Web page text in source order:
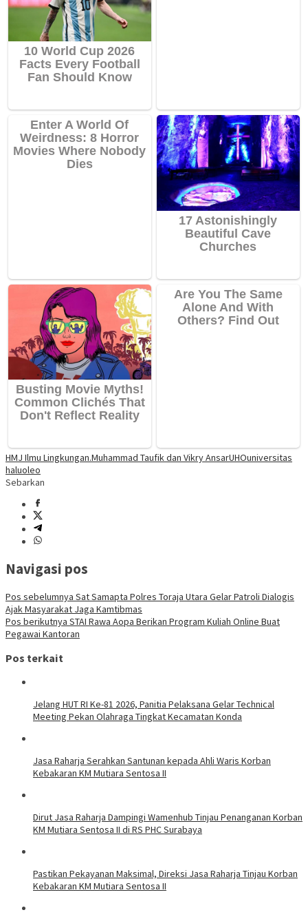
HMJ Ilmu Lingkungan.Muhammad Taufik dan Vikry AnsarUHOuniversitas
haluoleo
Sebarkan
Navigasi pos
Pos sebelumnya Sat Samapta Polres Toraja Utara Gelar Patroli Dialogis
Ajak Masyarakat Jaga Kamtibmas
Pos berikutnya STAI Rawa Aopa Berikan Program Kuliah Online Buat
Pegawai Kantoran
Pos terkait
Jelang HUT RI Ke-81 2026, Panitia Pelaksana Gelar Technical
Meeting Pekan Olahraga Tingkat Kecamatan Konda
Jasa Raharja Serahkan Santunan kepada Ahli Waris Korban
Kebakaran KM Mutiara Sentosa II
Dirut Jasa Raharja Dampingi Wamenhub Tinjau Penanganan Korban
KM Mutiara Sentosa II di RS PHC Surabaya
Pastikan Pekayanan Maksimal, Direksi Jasa Raharja Tinjau Korban
Kebakaran KM Mutiara Sentosa II